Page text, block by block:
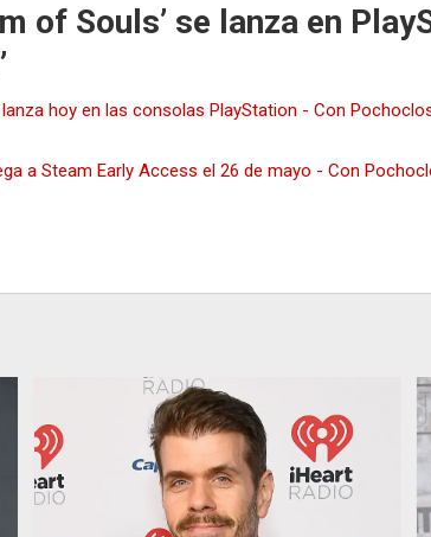
of Souls’ se lanza en
hoy en las consolas PlayStation - Con
a Steam Early Access el 26 de mayo - Con